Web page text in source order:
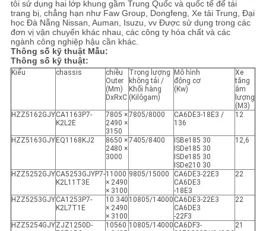
tôi sử dụng hai lớp khung gầm Trung Quốc và quốc tế để tái
trang bị, chẳng hạn như Faw Group, Dongfeng, Xe tải Trung, Đại
học Đà Nẵng Nissan, Auman, Isuzu, vv Được sử dụng trong các
đơn vị vận chuyển khác nhau, các công ty hóa chất và các
ngành công nghiệp hậu cần khác.
Thông số kỹ thuật Mẫu:
Thông số kỹ thuật:
Kiểu chassis
chiều
Outer
(Mm)
DxRxC
Trọng lượng
không tải /
Khối hàng
(Kilôgam)
Mô hình
động cơ
(Kw)
Xe
tăng
âm
lượng
(M3)
HZZ5162GJYCA1163P7-
K2L2E
7805 ×
2490 ×
3150
7805/8000
CA6DE3-18E3 /
136
12
HZZ5163GJY EQ1168KJ2
8650 ×
2480 ×
3000
7405/8400
ISBe185 30
ISDe185 30
ISDe185 30
ISDe210 30
12,6
HZZ5252GJYCA5253GJYP7-
K2L11T3E
11000
× 2490
× 3100
9805/15000
CA6DE3-22E3
CA6DE3
-18E3
22
HZZ5253GJYCA1253P7-
K2L7T1E
10.340
× 2490
× 3100
10805/14000 CA6DE3-22E3
CA6DE3
-22F3
22
HZZ5254GJYZJZ1250D-
10560 10805/14000 CA6DF3-
21